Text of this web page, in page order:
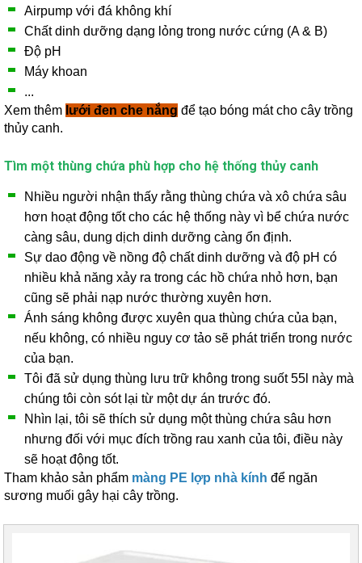
Airpump với đá không khí
Chất dinh dưỡng dạng lỏng trong nước cứng (A & B)
Độ pH
Máy khoan
...
Xem thêm lưới đen che nắng để tạo bóng mát cho cây trồng
thủy canh.
Tìm một thùng chứa phù hợp cho hệ thống thủy canh
Nhiều người nhận thấy rằng thùng chứa và xô chứa sâu
hơn hoạt động tốt cho các hệ thống này vì bể chứa nước
càng sâu, dung dịch dinh dưỡng càng ổn định.
Sự dao động về nồng độ chất dinh dưỡng và độ pH có
nhiều khả năng xảy ra trong các hồ chứa nhỏ hơn, bạn
cũng sẽ phải nạp nước thường xuyên hơn.
Ánh sáng không được xuyên qua thùng chứa của bạn,
nếu không, có nhiều nguy cơ tảo sẽ phát triển trong nước
của bạn.
Tôi đã sử dụng thùng lưu trữ không trong suốt 55l này mà
chúng tôi còn sót lại từ một dự án trước đó.
Nhìn lại, tôi sẽ thích sử dụng một thùng chứa sâu hơn
nhưng đối với mục đích trồng rau xanh của tôi, điều này
sẽ hoạt động tốt.
Tham khảo sản phẩm màng PE lợp nhà kính để ngăn
sương muối gây hại cây trồng.